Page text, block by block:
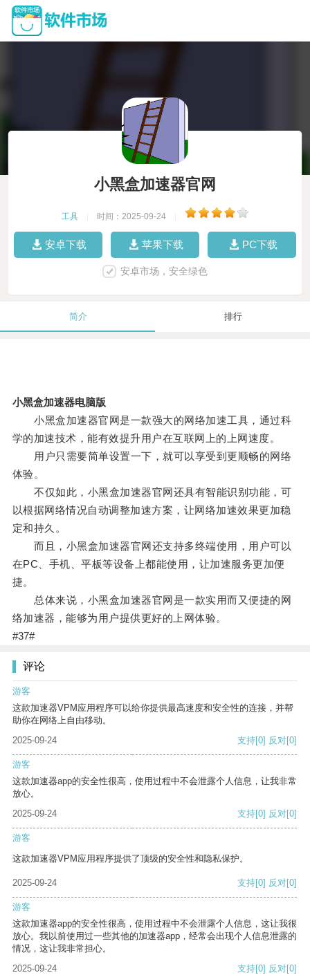
小黑盒加速器官网
工具 时间：2025-09-24
安卓下载 苹果下载 PC下载
安卓市场，安全绿色
简介 排行
小黑盒加速器电脑版
小黑盒加速器官网是一款强大的网络加速工具，通过科
学的加速技术，能有效提升用户在互联网上的上网速度。
用户只需要简单设置一下，就可以享受到更顺畅的网络
体验。
不仅如此，小黑盒加速器官网还具有智能识别功能，可
以根据网络情况自动调整加速方案，让网络加速效果更加稳
定和持久。
而且，小黑盒加速器官网还支持多终端使用，用户可以
在PC、手机、平板等设备上都能使用，让加速服务更加便
捷。
总体来说，小黑盒加速器官网是一款实用而又便捷的网
络加速器，能够为用户提供更好的上网体验。
#37#
评论
游客
这款加速器VPM应用程序可以给你提供最高速度和安全性的连接，并帮
助你在网络上自由移动。
2025-09-24
支持[0] 反对[0]
游客
这款加速器app的安全性很高，使用过程中不会泄露个人信息，让我非常
放心。
2025-09-24
支持[0] 反对[0]
游客
这款加速器VPM应用程序提供了顶级的安全性和隐私保护。
2025-09-24 支持[0] 反对[0]
游客
这款加速器app的安全性很高，使用过程中不会泄露个人信息，这让我很
放心。我以前使用过一些其他的加速器app，经常会出现个人信息泄露的
情况，这让我非常担心。
2025-09-24
支持[0] 反对[0]